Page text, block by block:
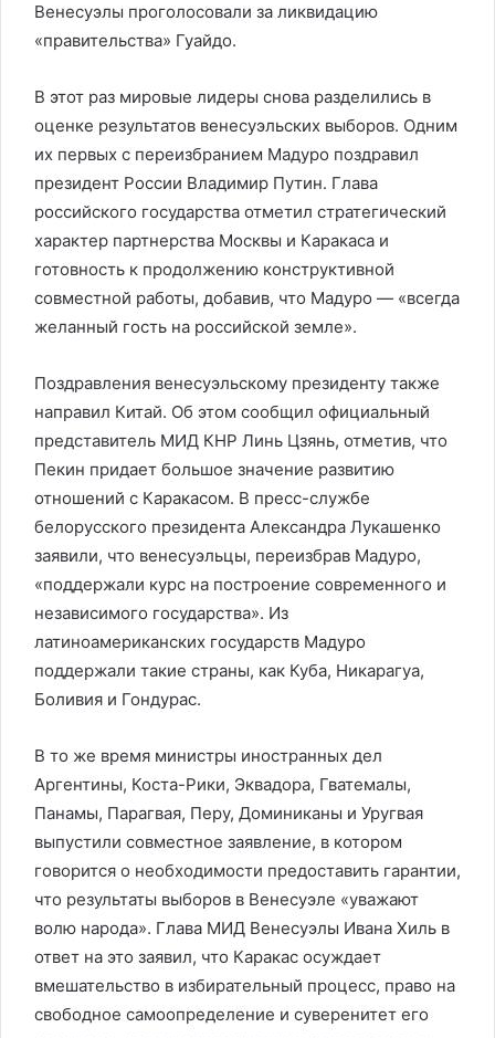
Венесуэлы проголосовали за ликвидацию
«правительства» Гуайдо.
В этот раз мировые лидеры снова разделились в
оценке результатов венесуэльских выборов. Одним
их первых с переизбранием Мадуро поздравил
президент России Владимир Путин. Глава
российского государства отметил стратегический
характер партнерства Москвы и Каракаса и
готовность к продолжению конструктивной
совместной работы, добавив, что Мадуро — «всегда
желанный гость на российской земле».
Поздравления венесуэльскому президенту также
направил Китай. Об этом сообщил официальный
представитель МИД КНР Линь Цзянь, отметив, что
Пекин придает большое значение развитию
отношений с Каракасом. В пресс-службе
белорусского президента Александра Лукашенко
заявили, что венесуэльцы, переизбрав Мадуро,
«поддержали курс на построение современного и
независимого государства». Из
латиноамериканских государств Мадуро
поддержали такие страны, как Куба, Никарагуа,
Боливия и Гондурас.
В то же время министры иностранных дел
Аргентины, Коста-Рики, Эквадора, Гватемалы,
Панамы, Парагвая, Перу, Доминиканы и Уругвая
выпустили совместное заявление, в котором
говорится о необходимости предоставить гарантии,
что результаты выборов в Венесуэле «уважают
волю народа». Глава МИД Венесуэлы Ивана Хиль в
ответ на это заявил, что Каракас осуждает
вмешательство в избирательный процесс, право на
свободное самоопределение и суверенитет его